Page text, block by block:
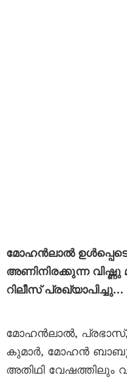
മോഹൻലാൽ
അണിനിരക്കുന്ന വിഷ്ണു
റിലീസ് പ്രഖ്യാപിച്ചു…
മോഹൻലാൽ,
കുമാർ, മോഹൻ ബാബു
അതിഥി വേഷത്തിലും